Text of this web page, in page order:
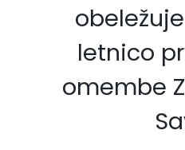
letnico
omembe